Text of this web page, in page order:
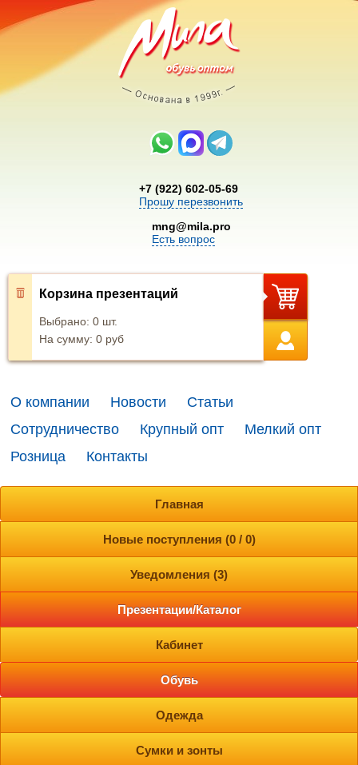
+7 (922) 602-05-69
Прошу перезвонить
mng@mila.pro
Есть вопрос
Корзина презентаций
Выбрано: 0 шт.
На сумму: 0 руб
О компании Новости
Статьи
Сотрудничество
Крупный опт
Мелкий опт
Розница
Контакты
Главная
Новые поступления (0 / 0)
Уведомления (3)
Презентации/Каталог
Кабинет
Обувь
Одежда
Сумки и зонты